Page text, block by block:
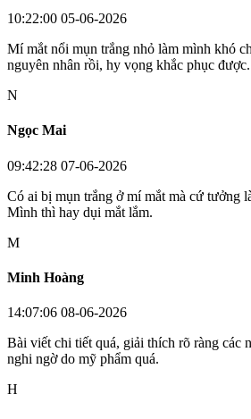
10:22:00 05-06-2026
Mí mắt nổi mụn trắng nhỏ làm mình khó
nguyên nhân rồi, hy vọng khắc phục được.
N
Ngọc Mai
09:42:28 07-06-2026
Có ai bị mụn trắng ở mí mắt mà cứ tưởng
Mình thì hay dụi mắt lắm.
M
Minh Hoàng
14:07:06 08-06-2026
Bài viết chi tiết quá, giải thích rõ ràng các
nghi ngờ do mỹ phẩm quá.
H